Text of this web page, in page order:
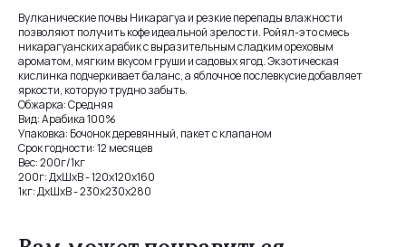
Вулканические почвы Никарагуа и резкие перепады влажности
позволяют получить кофе идеальной зрелости. Ройял-это смесь
никарагуанских арабик с выразительным сладким ореховым
ароматом, мягким вкусом груши и садовых ягод. Экзотическая
кислинка подчеркивает баланс, а яблочное послевкусие добавляет
яркости, которую трудно забыть.
Обжарка: Средняя
Вид: Арабика 100%
Упаковка: Бочонок деревянный, пакет с клапаном
Срок годности: 12 месяцев
Вес: 200г/1кг
200г: ДхШхВ - 120х120х160
1кг: ДхШхВ - 230х230х280